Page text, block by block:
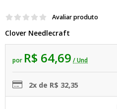
Avaliar produto
Clover Needlecraft
por R$ 64,69 / Und
2x de R$ 32,35